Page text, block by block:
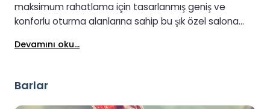
maksimum rahatlama için tasarlanmış geniş ve
konforlu oturma alanlarına sahip bu şık özel salona
sandalye erişimine uygun olmadığını unutmayın.
Devamını oku...
Barlar